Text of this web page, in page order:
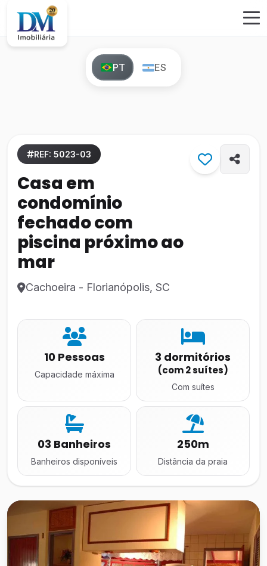
PT ES
REF: 5023-03
Casa em
condomínio
fechado com
piscina próximo ao
mar
Cachoeira - Florianópolis, SC
10 Pessoas
Capacidade máxima
3 dormitórios
(com 2 suítes)
Com suítes
03 Banheiros
Banheiros disponíveis
250m
Distância da praia